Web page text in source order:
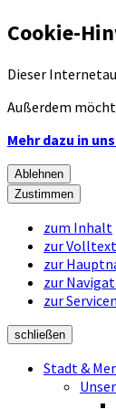
Cookie-
Dieser
Außerdem
Mehr dazu in
Ablehnen
Zustimmen
zum Inhalt
zur
zur
zur
zur
schließen
Stadt &